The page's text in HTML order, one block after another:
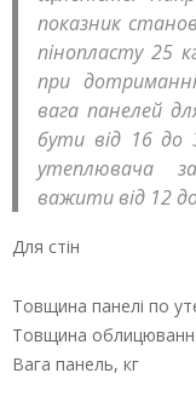
показник
пінопласту 25
при
вага панелей
бути від 16 до
утеплювача
важити від 12
Для стін
Товщина панелі по
Товщина
Вага панель, кг